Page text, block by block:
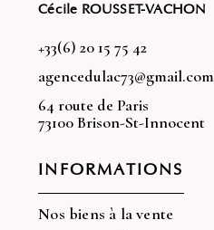
Cécile ROUSSET-VACHON
+33(6) 20 15 75 42
agencedulac73@gmail.com
64 route de Paris
73100 Brison-St-Innocent
INFORMATIONS
Nos biens à la vente